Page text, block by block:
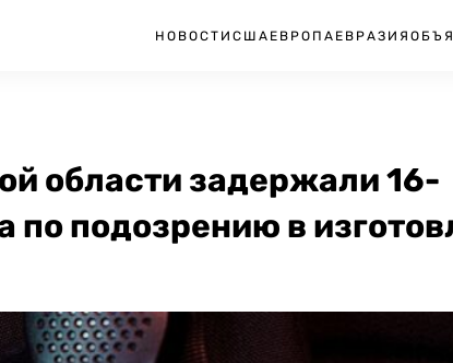
НОВОСТИ США ЕВРОПА ЕВРАЗИЯ
области задержали 16-
по подозрению в